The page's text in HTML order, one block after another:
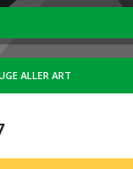
ALLER ART